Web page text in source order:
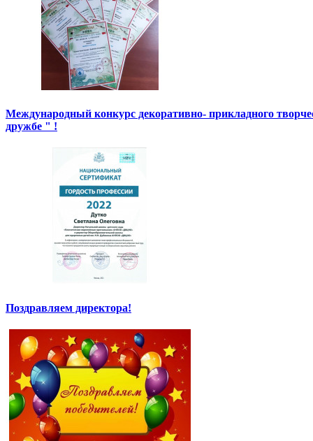
Международный конкурс декоративно- прикладного
дружбе " !
Поздравляем директора!